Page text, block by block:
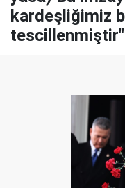
kardeşliğimiz
tescillenmiştir"